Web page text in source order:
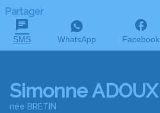
Partager
SMS WhatsApp Facebook
Simonne ADOUX
née BRETIN